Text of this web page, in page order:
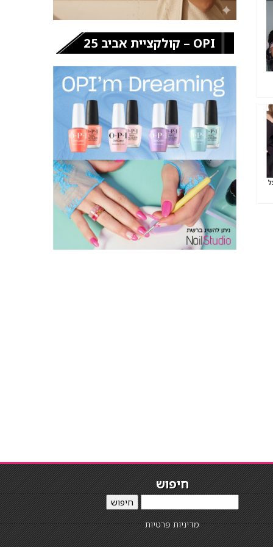
OPI – קולקציית אביב 25
חיפוש
חיפוש
מדיניות פרטיות